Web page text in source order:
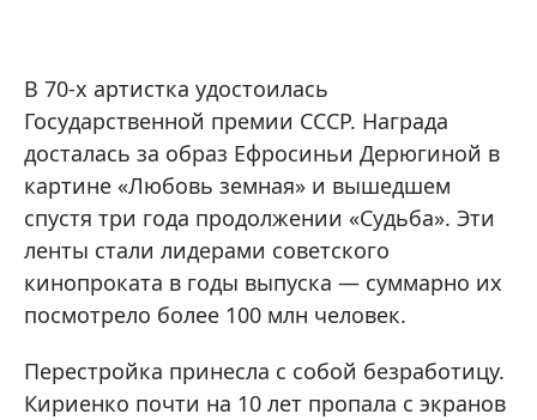
В 70-х артистка удостоилась
Государственной премии СССР. Награда
досталась за образ Ефросиньи Дерюгиной в
картине «Любовь земная» и вышедшем
спустя три года продолжении «Судьба». Эти
ленты стали лидерами советского
кинопроката в годы выпуска — суммарно их
посмотрело более 100 млн человек.
Перестройка принесла с собой безработицу.
Кириенко почти на 10 лет пропала с экранов